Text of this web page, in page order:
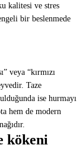
kalitesi ve stres
bir beslenmede
veya “kırmızı
Taze
ise hurmayı
hem de modern
kökeni